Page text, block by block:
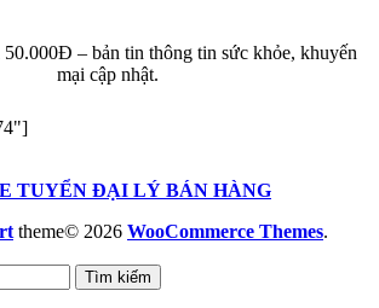
50.000Đ – bản tin thông tin sức khỏe, khuyến
mại cập nhật.
TUYỂN ĐẠI LÝ BÁN HÀNG
theme© 2026 WooCommerce Themes.
Tìm kiếm